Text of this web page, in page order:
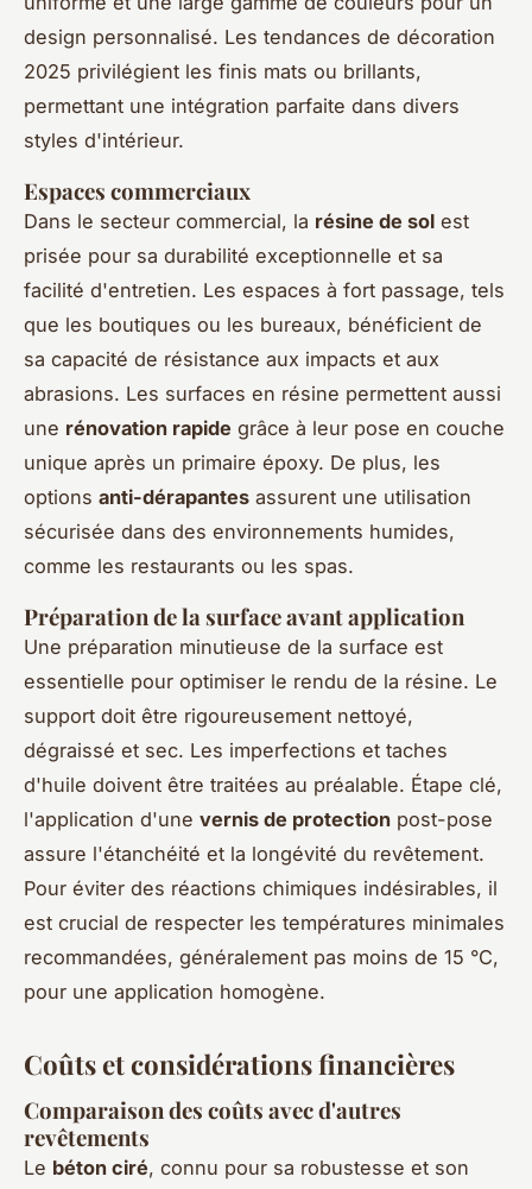
design personnalisé. Les tendances de décoration
2025 privilégient les finis mats ou brillants,
permettant une intégration parfaite dans divers
styles d'intérieur.
Espaces commerciaux
Dans le secteur commercial, la résine de sol est
prisée pour sa durabilité exceptionnelle et sa
facilité d'entretien. Les espaces à fort passage, tels
que les boutiques ou les bureaux, bénéficient de
sa capacité de résistance aux impacts et aux
abrasions. Les surfaces en résine permettent aussi
une rénovation rapide grâce à leur pose en couche
unique après un primaire époxy. De plus, les
options anti-dérapantes assurent une utilisation
sécurisée dans des environnements humides,
comme les restaurants ou les spas.
Préparation de la surface avant application
Une préparation minutieuse de la surface est
essentielle pour optimiser le rendu de la résine. Le
support doit être rigoureusement nettoyé,
dégraissé et sec. Les imperfections et taches
d'huile doivent être traitées au préalable. Étape clé,
l'application d'une vernis de protection post-pose
assure l'étanchéité et la longévité du revêtement.
Pour éviter des réactions chimiques indésirables, il
est crucial de respecter les températures minimales
recommandées, généralement pas moins de 15 °C,
pour une application homogène.
Coûts et considérations financières
Comparaison des coûts avec d'autres
revêtements
Le béton ciré, connu pour sa robustesse et son